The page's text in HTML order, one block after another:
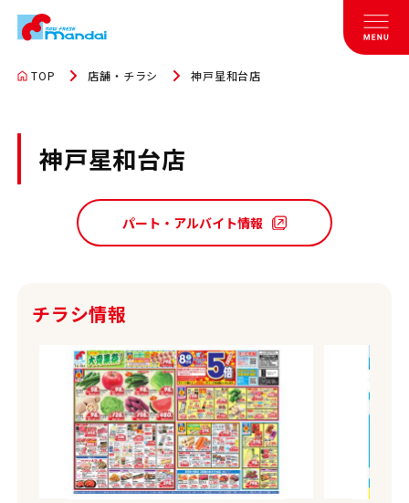
TOP 店舗・チラシ 神戸星和台店
神戸星和台店
パート・アルバイト情報
チラシ情報